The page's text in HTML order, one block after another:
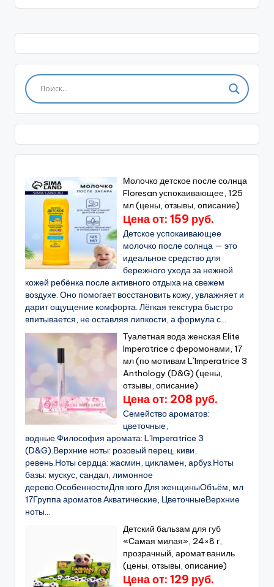
Молочко детское после солнца
Floresan успокаивающее, 125
мл (цены, отзывы, описание)
Цена от: 159 руб.
Детское успокаивающее
молочко после солнца — это
идеальное средство для
бережного ухода за нежной
кожей ребёнка после активного отдыха на свежем
воздухе. Оно помогает восстановить кожу, увлажняет и
дарит ощущение комфорта. Лёгкая текстура быстро
впитывается, не оставляя липкости, а формула с...
Туалетная вода женская Elite
Imperatrice с феромонами, 17
мл (по мотивам L`Imperatrice 3
Anthology (D&G) (цены,
отзывы, описание)
Цена от: 208 руб.
Семейство ароматов:
цветочные,
водные.Философия аромата: L’Imperatrice 3
(D&G).Верхние ноты: розовый перец, киви,
ревень.Ноты сердца: жасмин, цикламен, арбуз.Ноты
базы: мускус, сандал, лимонное
дерево.ОсобенностиДля кого Для женщиныОбъём, мл
17Группа ароматов Акватические, ЦветочныеВерхние
ноты...
Детский бальзам для губ
«Самая милая», 24×8 г,
прозрачный, аромат ваниль
(цены, отзывы, описание)
Цена от: 129 руб.